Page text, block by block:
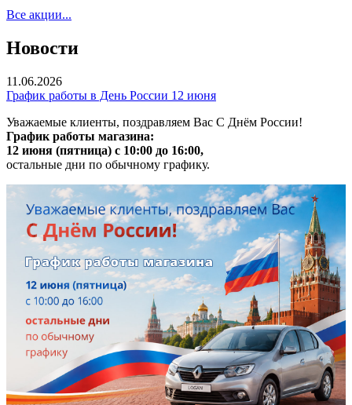
Все акции...
Новости
11.06.2026
График работы в День России 12 июня
Уважаемые клиенты, поздравляем Вас С Днём России!
График работы магазина:
12 июня (пятница) с 10:00 до 16:00,
остальные дни по обычному графику.